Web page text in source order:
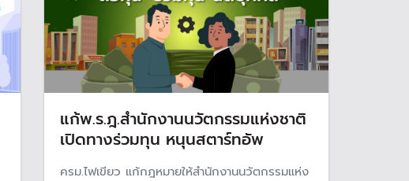
แก้พ.ร.ฎ.สำนักงานนวัตกรรมแห่งชาติ
เปิดทางร่วมทุน หนุนสตาร์ทอัพ
ครม.ไฟเขียว แก้กฎหมายให้สำนักงานนวัตกรรมแห่ง